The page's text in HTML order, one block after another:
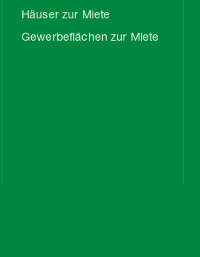
Häuser zur Miete
Gewerbeflächen zur Miete